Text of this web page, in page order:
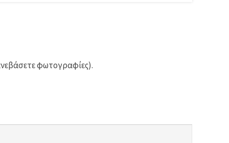
φωτογραφίες).